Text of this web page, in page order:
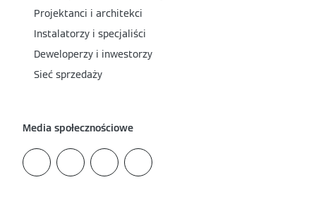
Projektanci i architekci
Instalatorzy i specjaliści
Deweloperzy i inwestorzy
Sieć sprzedaży
Media społecznościowe